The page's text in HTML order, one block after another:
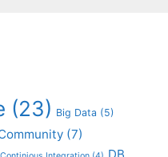
(23) Big Data (5)
(7)
DB